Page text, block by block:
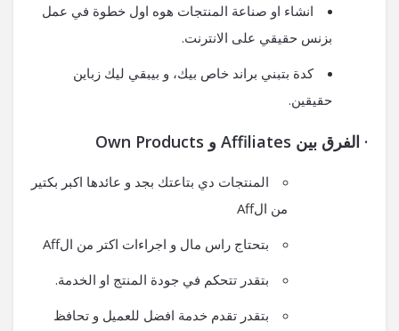
انشاء او صناعة المنتجات هوه اول خطوة في عمل
بزنس حقيقي على الانترنت.
كدة بتبني براند خاص بيك، و بيبقي ليك زباين
حقيقين.
· الفرق بين Affiliates و Own Products
المنتجات دي بتاعتك بجد و عائدها اكبر بكتير
من الAff
بتحتاج راس مال و اجراءات اكتر من الAff
بتقدر تتحكم في جودة المنتج او الخدمة.
بتقدر تقدم خدمة افضل للعميل و تحافظ